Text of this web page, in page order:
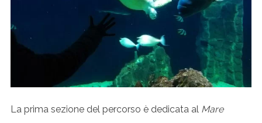
La prima sezione del percorso è dedicata al Mare